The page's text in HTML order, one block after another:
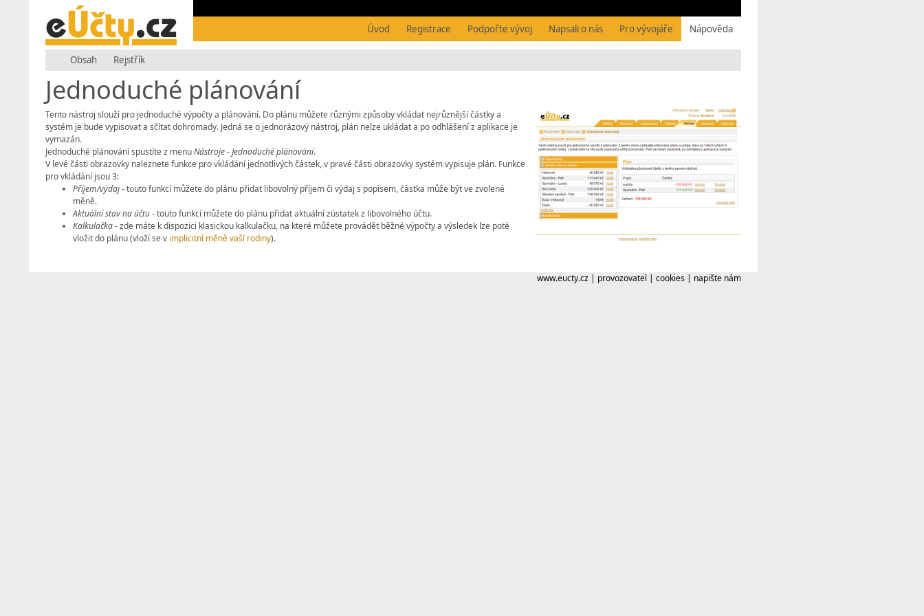
Nápověda
Pro vývojáře
Napsali o nás
Podpořte vývoj
Registrace
Úvod
Obsah Rejstřík
Jednoduché plánování
Tento nástroj slouží pro jednoduché výpočty a plánování. Do plánu můžete různými způsoby vkládat nejrůznější částky a
systém je bude vypisovat a sčítat dohromady. Jedná se o jednorázový nástroj, plán nelze ukládat a po odhlášení z aplikace je
vymazán.
Jednoduché plánování spustíte z menuNástroje - Jednoduché plánování.
V levé části obrazovky naleznete funkce pro vkládání jednotlivých částek, v pravé části obrazovky systém vypisuje plán. Funkce
pro vkládání jsou 3:
Příjem/výdaj- touto funkcí můžete do plánu přidat libovolný příjem či výdaj s popisem, částka může být ve zvolené
měně.
Aktuální stav na účtu- touto funkcí můžete do plánu přidat aktuální zústatek z libovolného účtu.
Kalkulačka- zde máte k dispozici klasickou kalkulačku, na které můžete provádět běžné výpočty a výsledek lze poté
vložit do plánu (vloží se v implicitní měně vaší rodiny).
www.eucty.cz | provozovatel | cookies | napište nám